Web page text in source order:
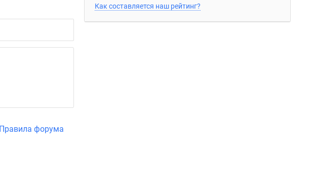
Правила форума
Как составляется наш рейтинг?